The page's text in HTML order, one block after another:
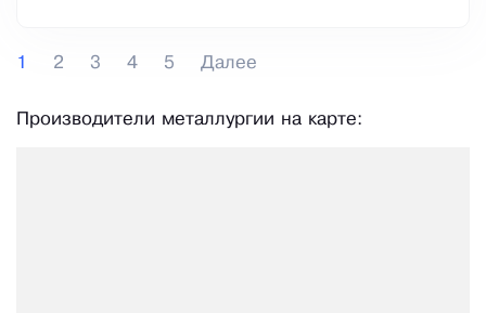
1 2 3 4 5 Далее
Производители металлургии на карте: